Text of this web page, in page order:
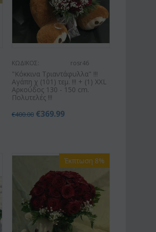
ΚΩΔΙΚΟΣ: rosr46
"Κόκκινα Τριαντάφυλλα" !!!
Αγάπη χ (101) τεμ. !!! + (1) XXL
Αρκούδος 130 - 150 cm.
Πολυτελές !!!
€400.00 €369.99
Έκπτωση 8%